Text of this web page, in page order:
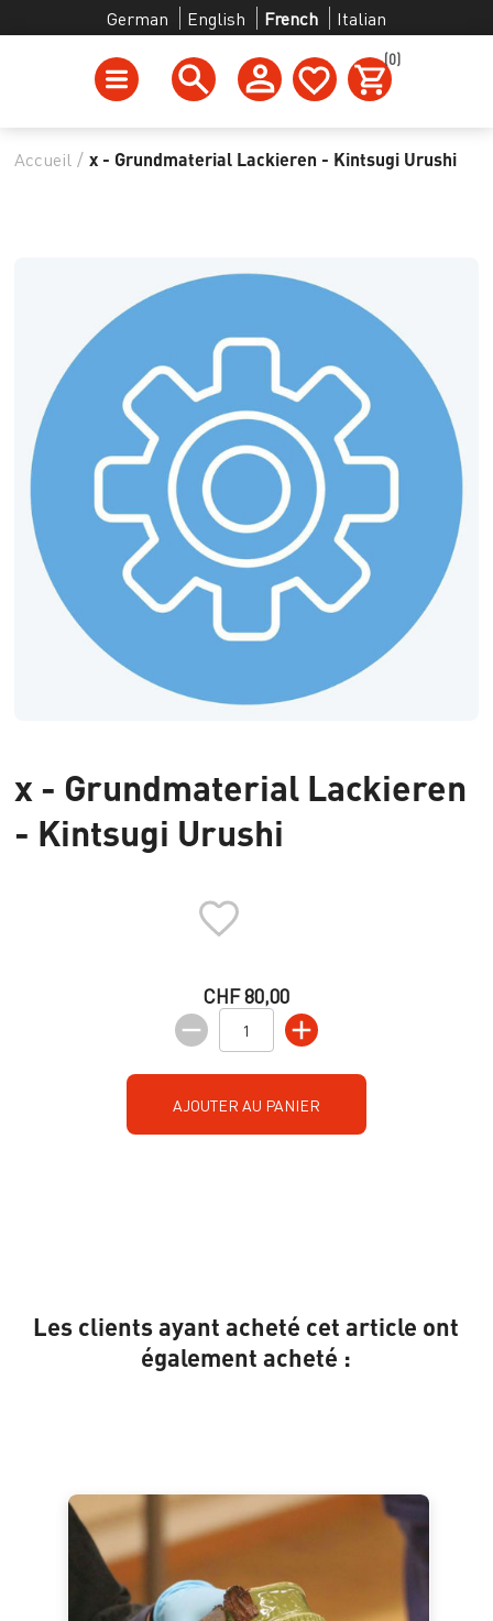
German English French Italian
(0)
Accueil / x - Grundmaterial Lackieren - Kintsugi Urushi
x - Grundmaterial Lackieren
- Kintsugi Urushi
CHF 80,00
AJOUTER AU PANIER
Les clients ayant acheté cet article ont
également acheté :